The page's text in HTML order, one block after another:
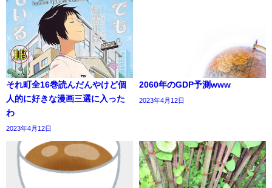
それ町全16巻読んだんやけど個
人的に好きな漫画三選に入った
わ
2023年4月12日
2060年のGDP予測www
2023年4月12日